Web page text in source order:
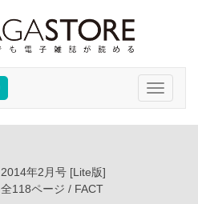
Toggle
2014年2月号 [Lite版]
全118ページ / FACT